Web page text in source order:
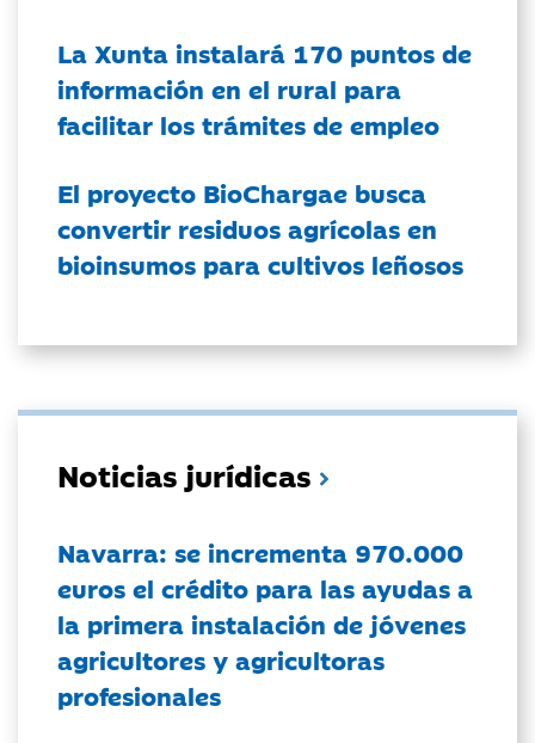
La Xunta instalará 170 puntos de
información en el rural para
facilitar los trámites de empleo
El proyecto BioChargae busca
convertir residuos agrícolas en
bioinsumos para cultivos leñosos
Noticias jurídicas
Navarra: se incrementa 970.000
euros el crédito para las ayudas a
la primera instalación de jóvenes
agricultores y agricultoras
profesionales